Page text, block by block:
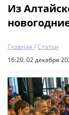
Из
Главная /Статьи
16:20, 02 декабря